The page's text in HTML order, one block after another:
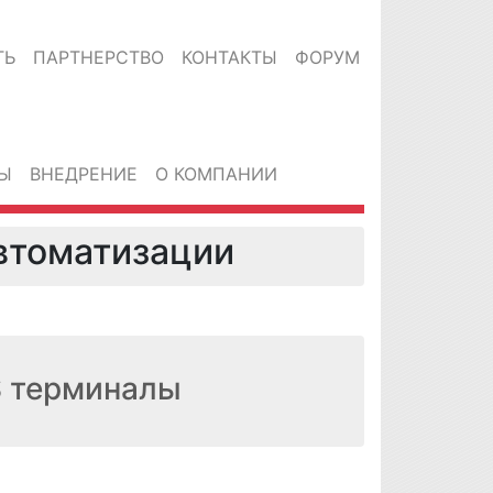
ПАРТНЕРСТВО КОНТАКТЫ ФОРУМ
ВНЕДРЕНИЕ О КОМПАНИИ
терминалы